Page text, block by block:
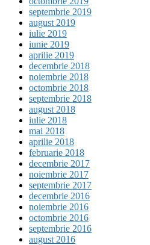
septembrie 2019
august 2019
iulie 2019
iunie 2019
aprilie 2019
decembrie 2018
noiembrie 2018
octombrie 2018
septembrie 2018
august 2018
iulie 2018
mai 2018
aprilie 2018
februarie 2018
decembrie 2017
noiembrie 2017
septembrie 2017
decembrie 2016
noiembrie 2016
octombrie 2016
septembrie 2016
august 2016